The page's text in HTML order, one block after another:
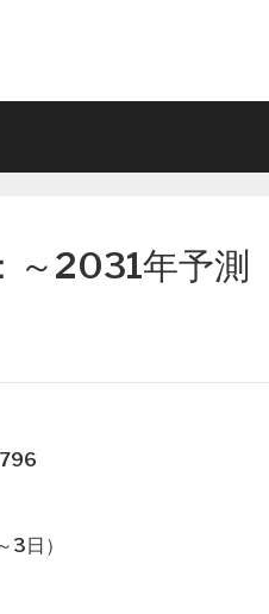
～2031年予測
3日）